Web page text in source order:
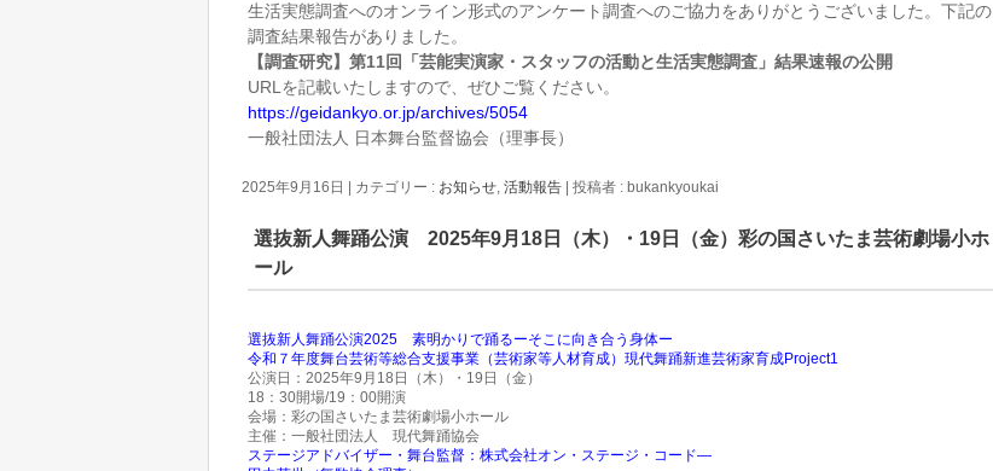
生活実態調査へのオンライン形式のアンケート調査へのご協力をありがとうございました。下記の
調査結果報告がありました。
【調査研究】第11回「芸能実演家・スタッフの活動と生活実態調査」結果速報の公開
URLを記載いたしますので、ぜひご覧ください。
https://geidankyo.or.jp/archives/5054
一般社団法人 日本舞台監督協会（理事長）
2025年9月16日 カテゴリー : お知らせ ,活動報告 |投稿者 : bukankyoukai
選抜新人舞踊公演 2025年9月18日（木）・19日（金）彩の国さいたま芸術劇場小ホ
ール
選抜新人舞踊公演2025 素明かりで踊るーそこに向き合う身体ー
令和７年度舞台芸術等総合支援事業（芸術家等人材育成）現代舞踊新進芸術家育成Project1
公演日：2025年9月18日（木）・19日（金）
18：30開場/19：00開演
会場：彩の国さいたま芸術劇場小ホール
主催：一般社団法人 現代舞踊協会
ステージアドバイザー・舞台監督：株式会社オン・ステージ・コード―